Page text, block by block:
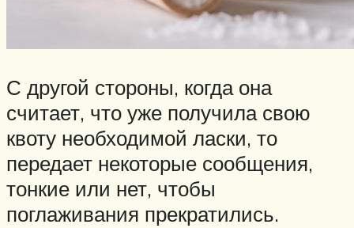
С другой стороны, когда она
считает, что уже получила свою
квоту необходимой ласки, то
передает некоторые сообщения,
тонкие или нет, чтобы
поглаживания прекратились.